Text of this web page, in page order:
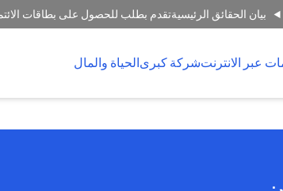
بيان الحقائق الرئيسيةتقدم بطلب للحصول على بطاقات
عبر الانترنتشركة كبرىالحياة والمال